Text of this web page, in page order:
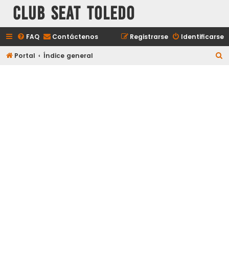
Club Seat Toledo
FAQ Contáctenos Identificarse
Registrarse
Portal Índice general